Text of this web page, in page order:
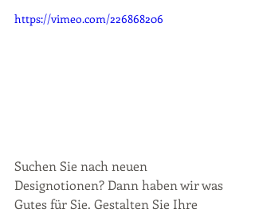
https://vimeo.com/226868206
Suchen Sie nach neuen
Designotionen? Dann haben wir was
Gutes für Sie. Gestalten Sie Ihre